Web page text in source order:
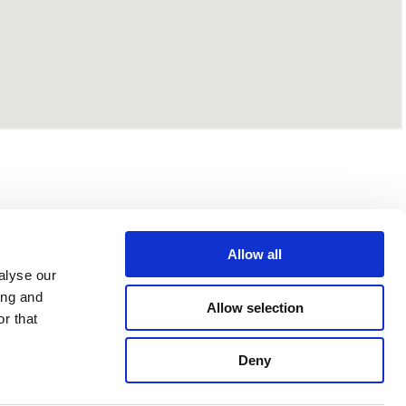
our
and
that
Allow all
Allow selection
Deny